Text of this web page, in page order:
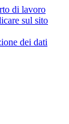
di lavoro
sul sito
dei dati